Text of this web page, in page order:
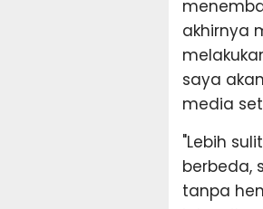
akhirnya
saya
media
"Lebih
berbeda,
tanpa